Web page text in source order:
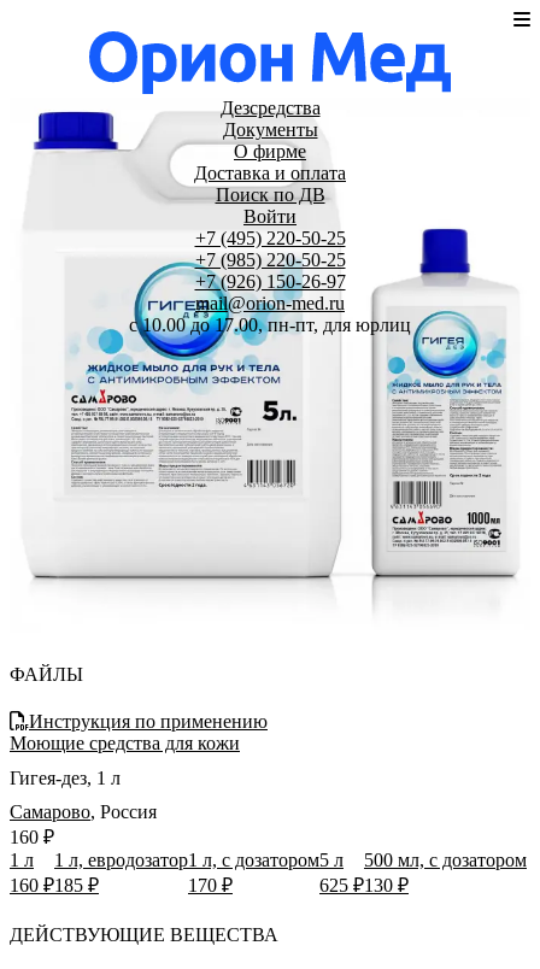
Дезсредства
Документы
О фирме
Доставка и оплата
Поиск по ДВ
Войти
+7 (495) 220-50-25
+7 (985) 220-50-25
+7 (926) 150-26-97
mail@orion-med.ru
c 10.00 до 17.00, пн-пт, для юрлиц
ФАЙЛЫ
Инструкция по применению
Моющие средства для кожи
Гигея-дез, 1 л
Самарово, Россия
1 л
160 ₽
1 л, евродозатор
185 ₽
1 л, с дозатором
170 ₽
5 л
625 ₽
500 мл, с дозатором
130 ₽
ДЕЙСТВУЮЩИЕ ВЕЩЕСТВА
160 ₽